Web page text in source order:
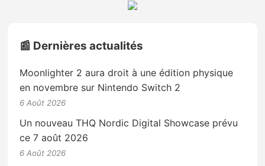
📰 Dernières actualités
Moonlighter 2 aura droit à une édition physique
en novembre sur Nintendo Switch 2
6 Août 2026
Un nouveau THQ Nordic Digital Showcase prévu
ce 7 août 2026
6 Août 2026